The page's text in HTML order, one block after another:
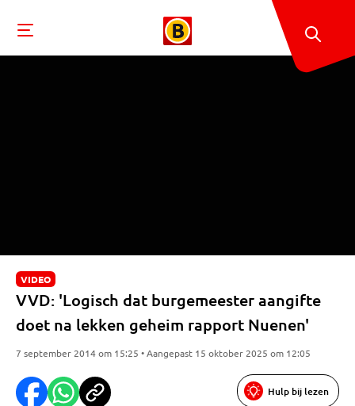
VIDEO
VVD: 'Logisch dat burgemeester aangifte
doet na lekken geheim rapport Nuenen'
7 september 2014 om 15:25 • Aangepast 15 oktober 2025 om 12:05
Hulp bij lezen